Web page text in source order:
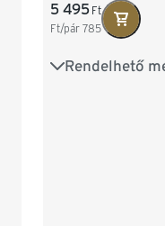
5 495 Ft
Ft/pár 785
Rendelhető
31-34 35-38